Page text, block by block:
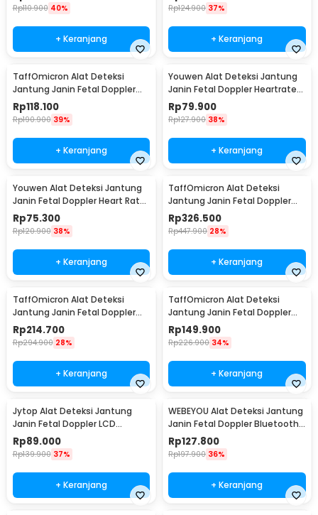
Rp110.900 40%
+ Keranjang
Rp124.900 37%
+ Keranjang
TaffOmicron Alat Deteksi
Jantung Janin Fetal Doppler
Handheld 3.0 MHz - U8-25
Rp118.100
Rp190.900 39%
+ Keranjang
Youwen Alat Deteksi Jantung
Janin Fetal Doppler Heartrate
3.0 MHz - JSL-T503
Rp79.900
Rp127.900 38%
+ Keranjang
Youwen Alat Deteksi Jantung
Janin Fetal Doppler Heart Rate
3.0MHz - JSL-T503
Rp75.300
Rp120.900 38%
+ Keranjang
TaffOmicron Alat Deteksi
Jantung Janin Fetal Doppler
Heart Rate 2MHz - YM-2T8
Rp326.500
Rp447.900 28%
+ Keranjang
TaffOmicron Alat Deteksi
Jantung Janin Fetal Doppler
Heartrate 3.0MHz - FH-A01
Rp214.700
Rp294.900 28%
+ Keranjang
TaffOmicron Alat Deteksi
Jantung Janin Fetal Doppler
Heartrate 2.5MHz - YK-90C
Rp149.900
Rp226.900 34%
+ Keranjang
Jytop Alat Deteksi Jantung
Janin Fetal Doppler LCD
Heartrate 3.0MHz - YSL-
T505/YSL-505
Rp89.000
Rp139.900 37%
+ Keranjang
WEBEYOU Alat Deteksi Jantung
Janin Fetal Doppler Bluetooth
3MHz - WF-FD101
Rp127.800
Rp197.900 36%
+ Keranjang